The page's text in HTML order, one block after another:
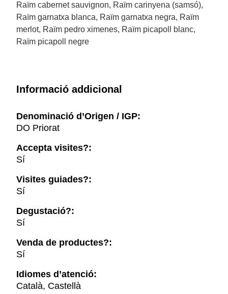
Raïm cabernet sauvignon, Raïm carinyena (samsó),
Raïm garnatxa blanca, Raïm garnatxa negra, Raïm
merlot, Raïm pedro ximenes, Raïm picapoll blanc,
Raïm picapoll negre
Informació addicional
Denominació d’Origen / IGP:
DO Priorat
Accepta visites?:
Sí
Visites guiades?:
Sí
Degustació?:
Sí
Venda de productes?:
Sí
Idiomes d’atenció:
Català, Castellà